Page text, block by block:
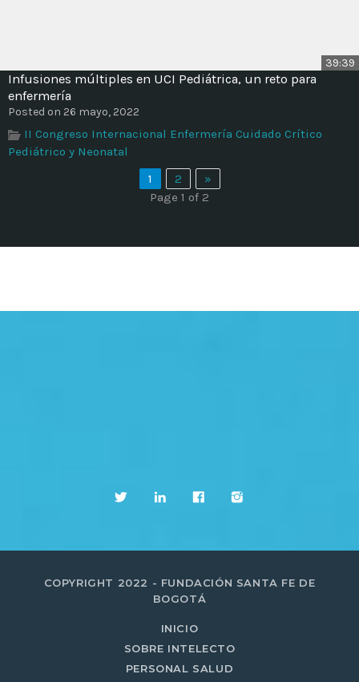
39:39
Infusiones múltiples en UCI Pediátrica, un reto para
enfermería
Posted on 26 mayo, 2022
II Congreso Internacional Enfermería Cuidado Crítico
Pediátrico y Neonatal
1
2
»
Page 1 of 2
COPYRIGHT 2022 - FUNDACIÓN SANTA FE DE
BOGOTÁ
INICIO
SOBRE INTELECTO
PERSONAL SALUD